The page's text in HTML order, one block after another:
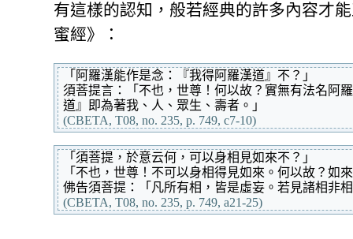
有這樣的認知，般若經典的許多內容才
蜜經》：
「阿羅漢能作是念：『我得阿羅漢道』不？」
須菩提言：「不也，世尊！何以故？實無有法名阿
道』即為著我、人、眾生、壽者。」
(CBETA, T08, no. 235, p. 749, c7-10)
「須菩提，於意云何，可以身相見如來不？」
「不也，世尊！不可以身相得見如來。何以故？如
佛告須菩提：「凡所有相，皆是虛妄。若見諸相非
(CBETA, T08, no. 235, p. 749, a21-25)